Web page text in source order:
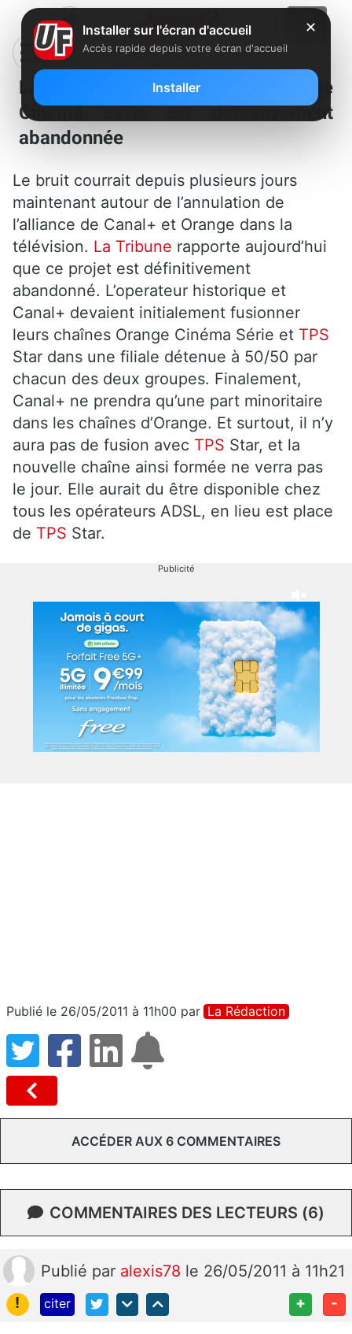
La fusion entre TPS Star et Orange
Cinéma Série est définitivement
abandonnée
Le bruit courrait depuis plusieurs jours
maintenant autour de l’annulation de
l’alliance de Canal+ et Orange dans la
télévision. La Tribune rapporte aujourd’hui
que ce projet est définitivement
abandonné. L’operateur historique et
Canal+ devaient initialement fusionner
leurs chaînes Orange Cinéma Série et TPS
Star dans une filiale détenue à 50/50 par
chacun des deux groupes. Finalement,
Canal+ ne prendra qu’une part minoritaire
dans les chaînes d’Orange. Et surtout, il n’y
aura pas de fusion avec TPS Star, et la
nouvelle chaîne ainsi formée ne verra pas
le jour. Elle aurait du être disponible chez
tous les opérateurs ADSL, en lieu est place
de TPS Star.
Publicité
Publié le 26/05/2011 à 11h00 par La Rédaction
ACCÉDER AUX 6 COMMENTAIRES
COMMENTAIRES DES LECTEURS (6)
Publié par alexis78 le 26/05/2011 à 11h21
!
citer + -
✕
Installer sur l'écran d'accueil
Accès rapide depuis votre écran d'accueil
Installer